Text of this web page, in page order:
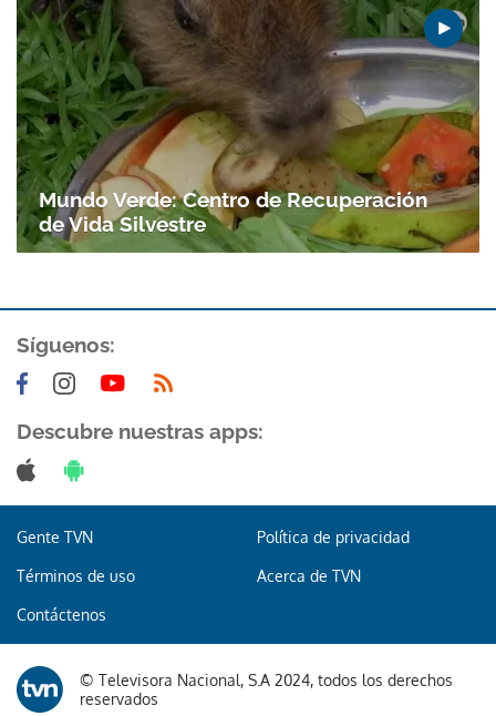
Gracias por suscribirte a nuestro boletín.
Mundo Verde: Centro de Recuperación
de Vida Silvestre
Síguenos:
Descubre nuestras apps:
Gente TVN Política de privacidad
Términos de uso Acerca de TVN
Contáctenos
© Televisora Nacional, S.A 2024, todos los derechos
reservados